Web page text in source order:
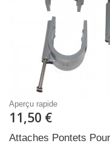
Aperçu rapide
11,50 €
Attaches Pontets